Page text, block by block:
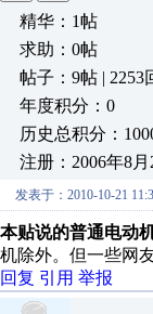
精华：1帖
求助：0帖
帖子：9帖 | 2253
年度积分：0
历史总积分：
注册：2006年8月
发表于：2010-10-21
本贴说的普通电动
机除外。但一些网
回复 引用 举报